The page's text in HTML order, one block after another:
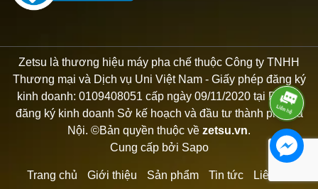
Zetsu là thương hiệu máy pha chế thuộc Công ty TNHH
Thương mại và Dịch vụ Uni Việt Nam - Giấy phép đăng ký
kinh doanh: 0109408051 cấp ngày 09/11/2020 tại Phòng
đăng ký kinh doanh Sở kế hoạch và đầu tư thành phố Hà
Nội. ©Bản quyền thuộc về zetsu.vn.
Cung cấp bởi Sapo
Trang chủ Giới thiệu Sản phẩm Tin tức Liên hệ